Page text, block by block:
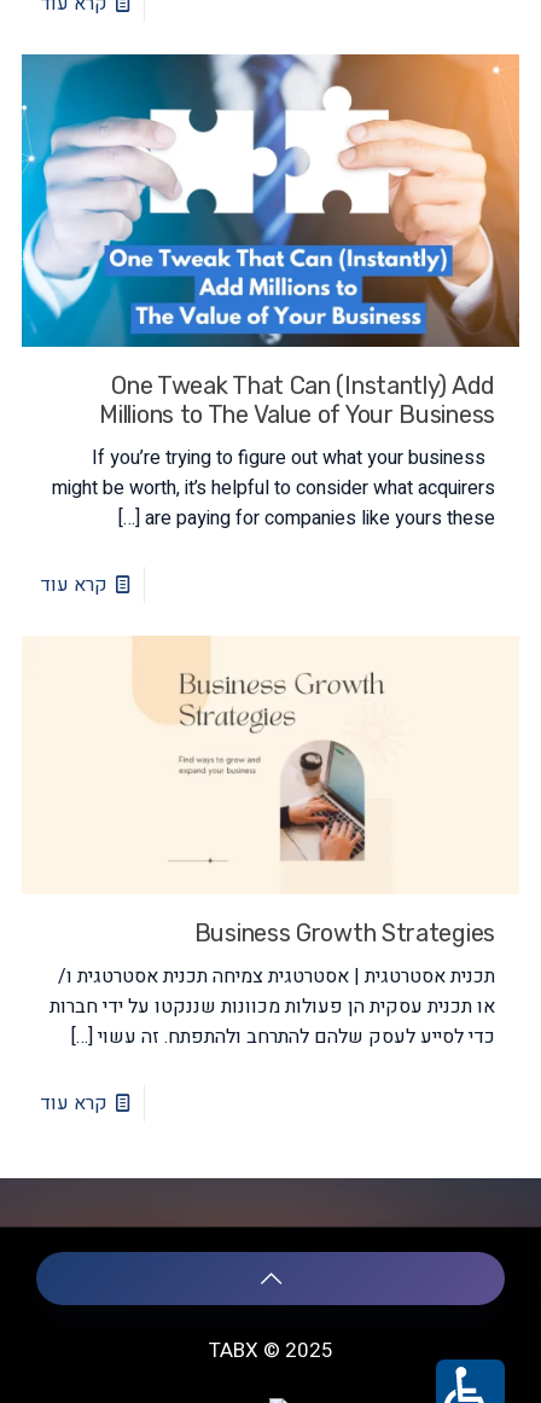
One Tweak That Can (Instantly) Add
Millions to The Value of Your Business
If you’re trying to figure out what your business
might be worth, it’s helpful to consider what acquirers
are paying for companies like yours these
[…]
קרא עוד
Business Growth Strategies
תכנית אסטרטגית | אסטרטגית צמיחה תכנית אסטרטגית ו/
או תכנית עסקית הן פעולות מכוונות שננקטו על ידי חברות
כדי לסייע לעסק שלהם להתרחב ולהתפתח. זה עשוי […]
קרא עוד
TABX © 2025